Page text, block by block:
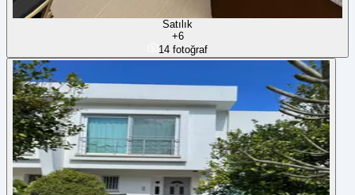
Satılık
+6
14 fotoğraf